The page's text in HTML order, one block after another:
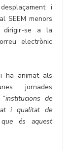
i
SEEM menors
dirigir-se a la
electrònic
ha animat als
jornades
de
i qualitat de
que és aquest